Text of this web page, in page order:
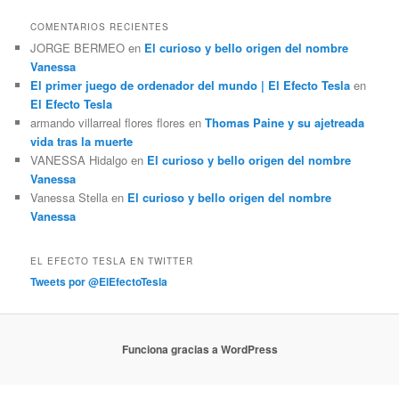
COMENTARIOS RECIENTES
JORGE BERMEO en El curioso y bello origen del nombre
Vanessa
El primer juego de ordenador del mundo | El Efecto Tesla en
El Efecto Tesla
armando villarreal flores flores enThomas Paine y su ajetreada
vida tras la muerte
VANESSA Hidalgo en El curioso y bello origen del nombre
Vanessa
Vanessa Stella en El curioso y bello origen del nombre
Vanessa
EL EFECTO TESLA EN TWITTER
Tweets por @ElEfectoTesla
Funciona gracias a WordPress